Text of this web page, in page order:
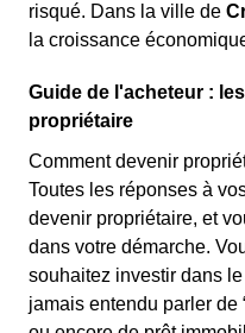
risqué. Dans la ville de
la croissance
Guide de l'acheteur :
propriétaire
Comment devenir
Toutes les réponses à
devenir propriétaire, et
dans votre démarche.
souhaitez investir dans
jamais entendu parler de